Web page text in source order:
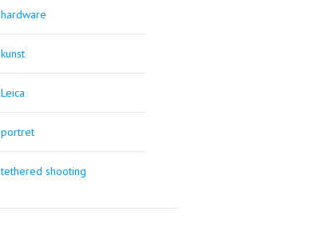
hardware
kunst
Leica
portret
tethered shooting